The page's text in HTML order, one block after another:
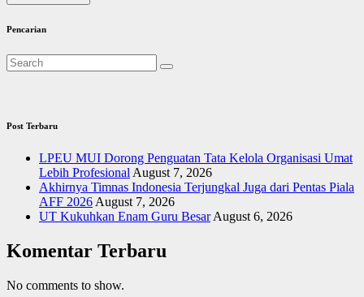
Pencarian
Post Terbaru
LPEU MUI Dorong Penguatan Tata Kelola Organisasi Umat
Lebih Profesional August 7, 2026
Akhirnya Timnas Indonesia Terjungkal Juga dari Pentas Piala
AFF 2026 August 7, 2026
UT Kukuhkan Enam Guru Besar August 6, 2026
Komentar Terbaru
No comments to show.